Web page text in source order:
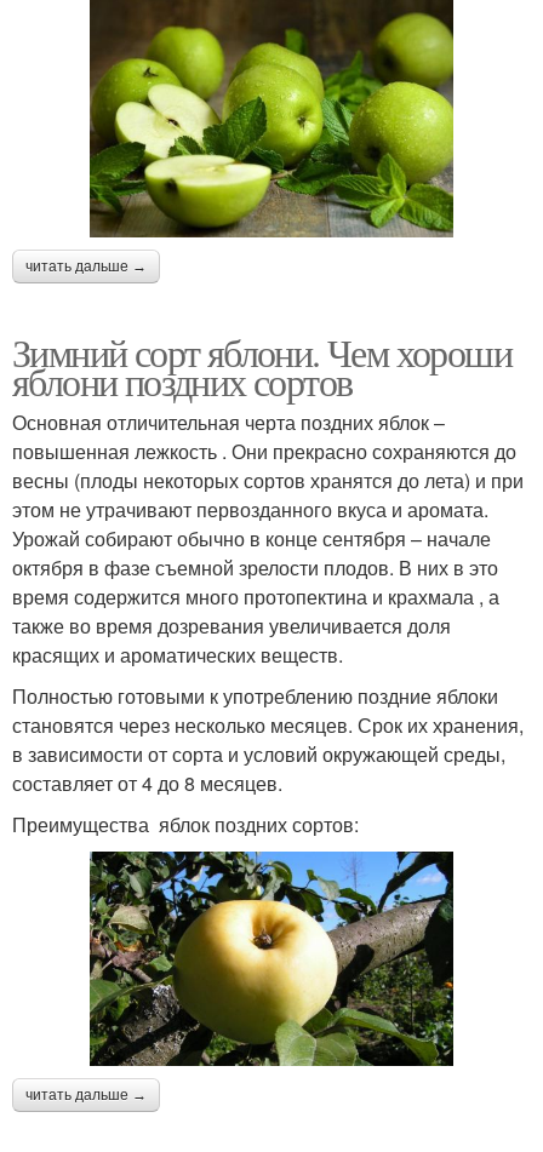
читать дальше →
Зимний сорт яблони. Чем хороши
яблони поздних сортов
Основная отличительная черта поздних яблок –
повышенная лежкость . Они прекрасно сохраняются до
весны (плоды некоторых сортов хранятся до лета) и при
этом не утрачивают первозданного вкуса и аромата.
Урожай собирают обычно в конце сентября – начале
октября в фазе съемной зрелости плодов. В них в это
время содержится много протопектина и крахмала , а
также во время дозревания увеличивается доля
красящих и ароматических веществ.
Полностью готовыми к употреблению поздние яблоки
становятся через несколько месяцев. Срок их хранения,
в зависимости от сорта и условий окружающей среды,
составляет от 4 до 8 месяцев.
Преимущества яблок поздних сортов:
читать дальше →